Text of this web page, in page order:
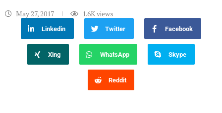
May 27, 2017 1.6Kviews
Linkedin Twitter Facebook
Xing WhatsApp Skype
Reddit